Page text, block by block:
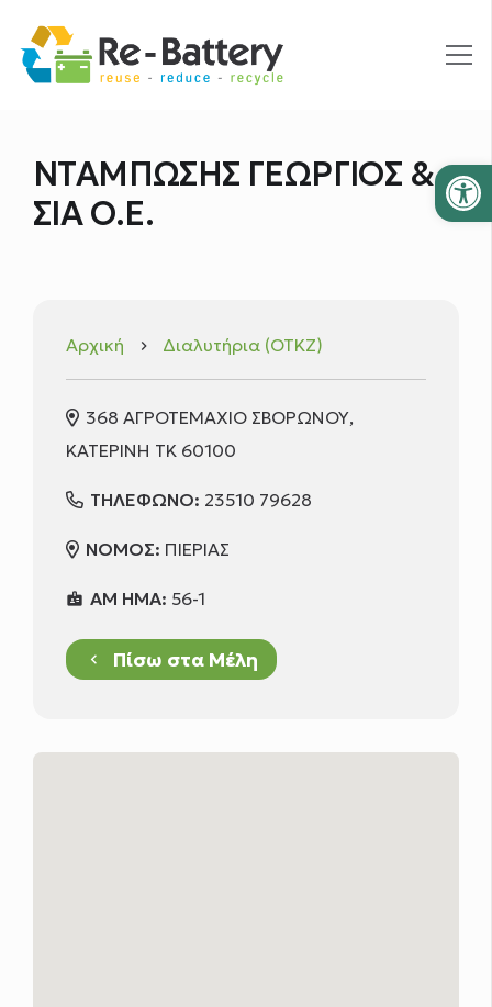
ΝΤΑΜΠΩΣΗΣ ΓΕΩΡΓΙΟΣ &
ΣΙΑ Ο.Ε.
Αρχική keyboard_arrow_right Διαλυτήρια (ΟΤΚΖ)
368 ΑΓΡΟΤΕΜΑΧΙΟ ΣΒΟΡΩΝΟΥ,
ΚΑΤΕΡΙΝΗ ΤΚ 60100
ΤΗΛΕΦΩΝΟ: 23510 79628
ΝΟΜΟΣ: ΠΙΕΡΙΑΣ
badge ΑΜ ΗΜΑ: 56-1
keyboard_arrow_left Πίσω στα Μέλη